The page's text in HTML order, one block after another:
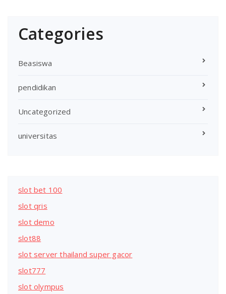
Categories
Beasiswa
pendidikan
Uncategorized
universitas
slot bet 100
slot qris
slot demo
slot88
slot server thailand super gacor
slot777
slot olympus